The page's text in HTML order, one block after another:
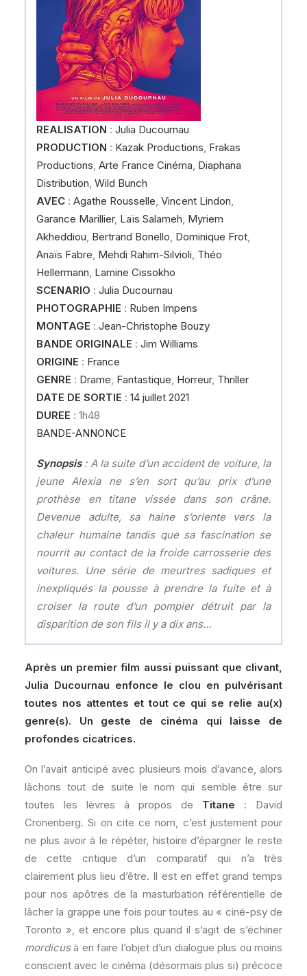
REALISATION : Julia Ducournau
PRODUCTION : Kazak Productions, Frakas
Productions, Arte France Cinéma, Diaphana
Distribution, Wild Bunch
AVEC : Agathe Rousselle, Vincent Lindon,
Garance Marillier, Laïs Salameh, Myriem
Akheddiou, Bertrand Bonello, Dominique Frot,
Anaïs Fabre, Mehdi Rahim-Silvioli, Théo
Hellermann, Lamine Cissokho
SCENARIO : Julia Ducournau
PHOTOGRAPHIE : Ruben Impens
MONTAGE : Jean-Christophe Bouzy
BANDE ORIGINALE : Jim Williams
ORIGINE : France
GENRE : Drame, Fantastique, Horreur, Thriller
DATE DE SORTIE : 14 juillet 2021
DUREE : 1h48
BANDE-ANNONCE
Synopsis: A la suite d’un accident de voiture, la
jeune Alexia ne s’en sort qu’au prix d’une
prothèse en titane vissée dans son crâne.
Devenue adulte, sa haine s’oriente vers la
chaleur humaine tandis que sa fascination se
nourrit au contact de la froide carrosserie des
voitures. Une série de meurtres sadiques et
inexpliqués la pousse à prendre la fuite et à
croiser la route d’un pompier détruit par la
disparition de son fils il y a dix ans…
Après un premier film aussi puissant que clivant,
Julia Ducournau enfonce le clou en pulvérisant
toutes nos attentes et tout ce qui se relie au(x)
genre(s). Un geste de cinéma qui laisse de
profondes cicatrices.
On l’avait anticipé avec plusieurs mois d’avance, alors
lâchons tout de suite le nom qui semble être sur
toutes les lèvres à propos de Titane : David
Cronenberg. Si on cite ce nom, c’est justement pour
ne plus avoir à le répéter, histoire d’épargner le reste
de cette critique d’un comparatif qui n’a très
clairement plus lieu d’être. Il est en effet grand temps
pour nos apôtres de la masturbation référentielle de
lâcher la grappe une fois pour toutes au « ciné-psy de
Toronto », et encore plus quand il s’agit de s’échiner
mordicusà en faire l’objet d’un dialogue plus ou moins
conscient avec le cinéma (désormais plus si) précoce